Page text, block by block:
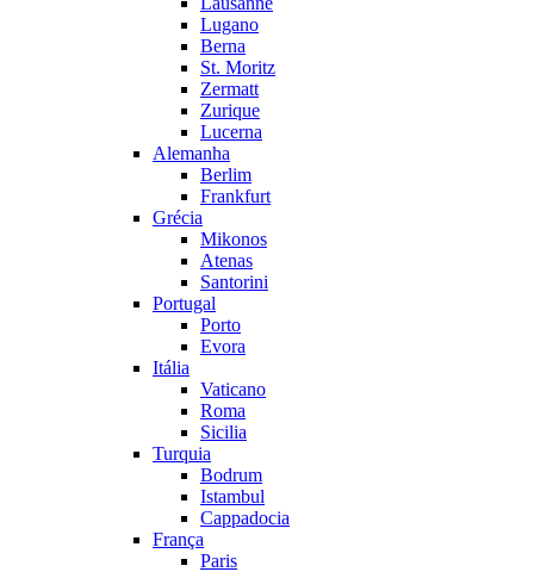
Lugano
Berna
St. Moritz
Zermatt
Zurique
Lucerna
Alemanha
Berlim
Frankfurt
Grécia
Mikonos
Atenas
Santorini
Portugal
Porto
Evora
Itália
Vaticano
Roma
Sicilia
Turquia
Bodrum
Istambul
Cappadocia
França
Paris